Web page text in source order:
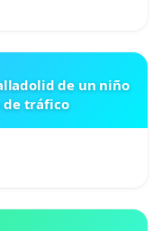
de un niño
de tráfico